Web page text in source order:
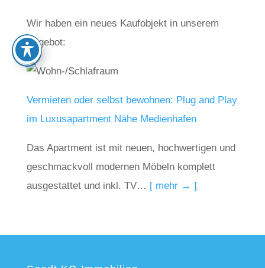
Wir haben ein neues Kaufobjekt in unserem
Angebot:
Vermieten oder selbst bewohnen: Plug and Play
im Luxusapartment Nähe Medienhafen
Das Apartment ist mit neuen, hochwertigen und
geschmackvoll modernen Möbeln komplett
ausgestattet und inkl. TV… [ mehr → ]